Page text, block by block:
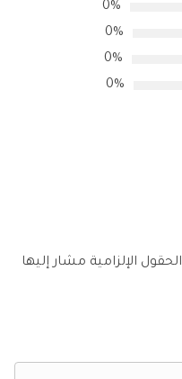
0%
0%
0%
0%
الحقول الإلزامية مشار إليها